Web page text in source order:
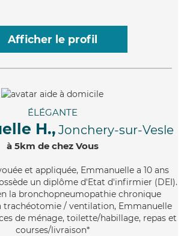
Afficher le profil
ÉLÉGANTE
H., Jonchery-sur-Vesle
à 5km de chez Vous
et appliquée, Emmanuelle a 10 ans
un diplôme d'Etat d'infirmier (DEI).
la bronchopneumopathie chronique
trachéotomie / ventilation, Emmanuelle
de ménage, toilette/habillage, repas et
courses/livraison*